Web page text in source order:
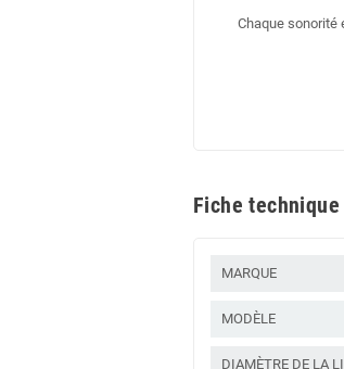
Chaque sonorité
Fiche technique
MARQUE
MODÈLE
DIAMÈTRE DE LA